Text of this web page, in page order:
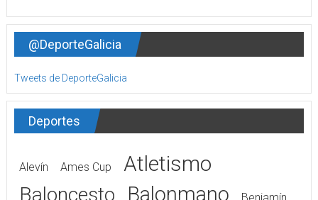
@DeporteGalicia
Tweets de DeporteGalicia
Deportes
Alevín Ames Cup Atletismo
Baloncesto Balonmano